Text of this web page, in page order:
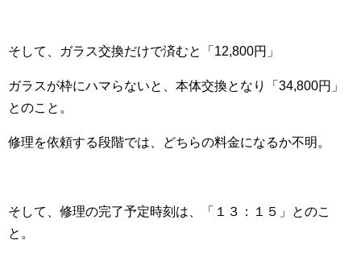
そして、ガラス交換だけで済むと「12,800円」
ガラスが枠にハマらないと、本体交換となり「34,800円」
とのこと。
修理を依頼する段階では、どちらの料金になるか不明。
そして、修理の完了予定時刻は、「１３：１５」とのこ
と。